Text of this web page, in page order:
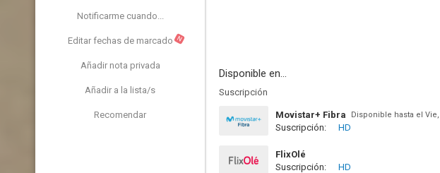
Notificarme cuando...
Editar fechas de marcado N
Añadir nota privada
Añadir a la lista/s
Recomendar
Disponible en...
Suscripción
Movistar+ Fibra Disponible hasta el Vie,
Suscripción: HD
FlixOlé
Suscripción:
HD